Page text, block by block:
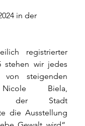
in der
registrierter
stehen wir jedes
steigenden
Biela,
der Stadt
die Ausstellung